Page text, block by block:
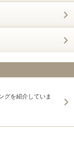
グを紹介していま